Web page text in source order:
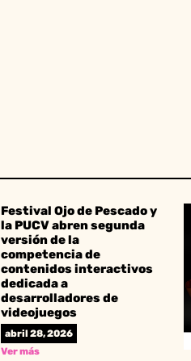
Festival Ojo de Pescado y
la PUCV abren segunda
versión de la
competencia de
contenidos interactivos
dedicada a
desarrolladores de
videojuegos
abril 28, 2026
Ver más